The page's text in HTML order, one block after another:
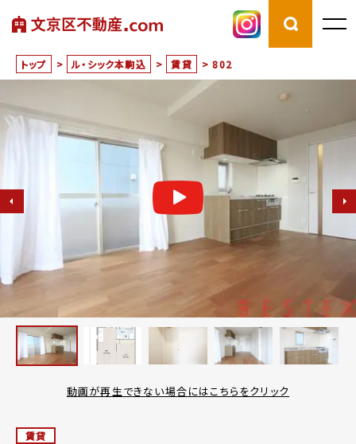
トップ > ル・シック本駒込 > 賃貸 > 802
動画が再生できない場合にはこちらをクリック
賃貸